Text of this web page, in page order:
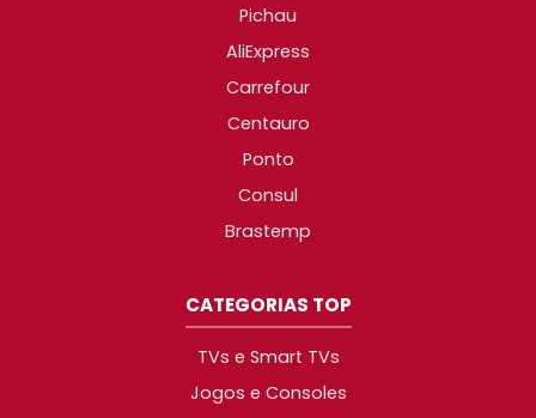
Pichau
AliExpress
Carrefour
Centauro
Ponto
Consul
Brastemp
CATEGORIAS TOP
TVs e Smart TVs
Jogos e Consoles